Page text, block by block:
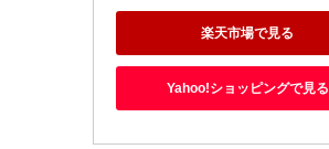
楽天市場で見る
Yahoo!ショッピングで見る